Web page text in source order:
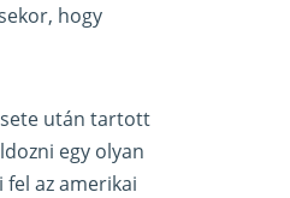
hogy
után tartott
egy olyan
az amerikai